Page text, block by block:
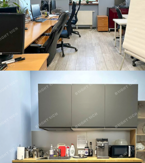
— рекреационные объекты и 5% —
предложении стали лидировать рекреационные
Автор:Редактор сайта
Итоги 2019 года в сегменте складской и
недвижимости
Эксперты Knight Frank St Petersburg подвели
складской и индустриальной недвижимости.
Автор: Мирзакаримова Камила
Что увеличивает годовую прибыль
О том,как офис становится инструментом